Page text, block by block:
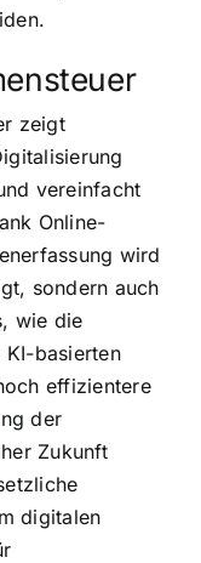
zeigt
vereinfacht
Online-
wird
sondern auch
wie die
KI-basierten
effizientere
der
Zukunft
digitalen